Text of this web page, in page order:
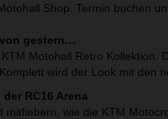
Shop. Termin buchen
gestern…
Motohall Retro Kollektion.
wird der Look mit den
RC16 Arena
mitfiebern, wie die KTM